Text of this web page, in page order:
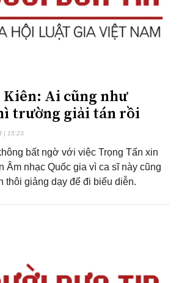
Kiên: Ai cũng như
trường giải tán rồi
| 15:23
bất ngờ với việc Trọng Tấn xin
Âm nhạc Quốc gia vì ca sĩ này cũng
thôi giảng dạy để đi biểu diễn.